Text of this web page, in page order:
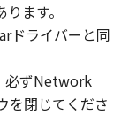
、頒
により、
させること
ます。
ドライバーと同
必ずNetwork
を閉じてくださ